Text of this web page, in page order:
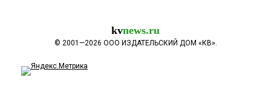
kvnews.ru
© 2001—2026 ООО ИЗДАТЕЛЬСКИЙ ДОМ «КВ».